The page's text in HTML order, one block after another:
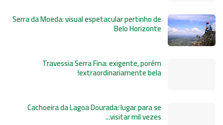
Serra da Moeda: visual espetacular pertinho de
Belo Horizonte
Travessia Serra Fina: exigente, porém
extraordinariamente bela!
Cachoeira da Lagoa Dourada: lugar para se
visitar mil vezes...